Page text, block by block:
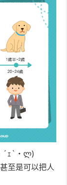
´ｪ`・ლ)
至是可以把人